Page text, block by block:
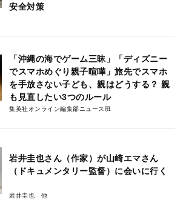
安全対策
「沖縄の海でゲーム三昧」「ディズニー
でスマホめぐり親子喧嘩」旅先でスマホ
を手放さない子ども、親はどうする？ 親
も見直したい3つのルール
集英社オンライン編集部ニュース班
岩井圭也さん（作家）が山崎エマさん
（ドキュメンタリー監督）に会いに行く
岩井圭也